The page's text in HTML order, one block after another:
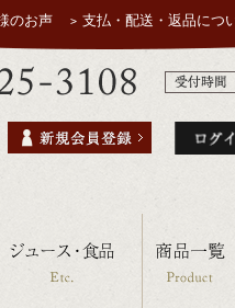
のお声 支払・配送・返品につ